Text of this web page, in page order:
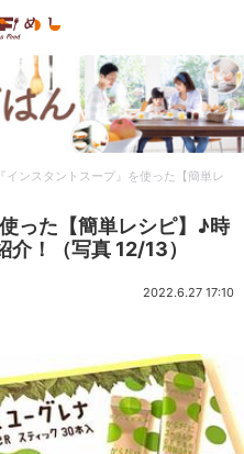
『インスタントスープ』を使った【簡単レ
った【簡単レシピ】♪時
！（写真 12/13）
2022.6.27 17:10